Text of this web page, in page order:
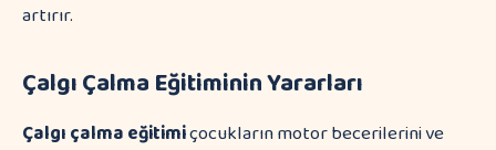
artırır.
Çalgı Çalma Eğitiminin Yararları
Çalgı çalma eğitimiçocukların motor becerilerini ve